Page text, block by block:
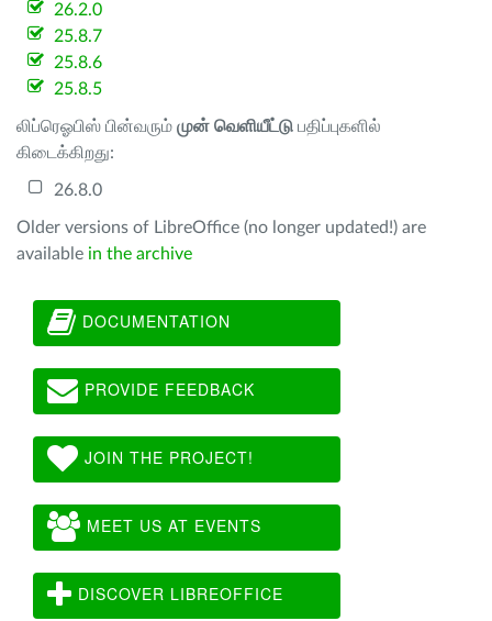
26.2.0
25.8.7
25.8.6
25.8.5
லிப்ரெஓபிஸ் பின்வரும் முன் வெளியீட்டு பதிப்புகளில்
கிடைக்கிறது:
26.8.0
Older versions of LibreOffice (no longer updated!) are
available in the archive
DOCUMENTATION
PROVIDE FEEDBACK
JOIN THE PROJECT!
MEET US AT EVENTS
DISCOVER LIBREOFFICE